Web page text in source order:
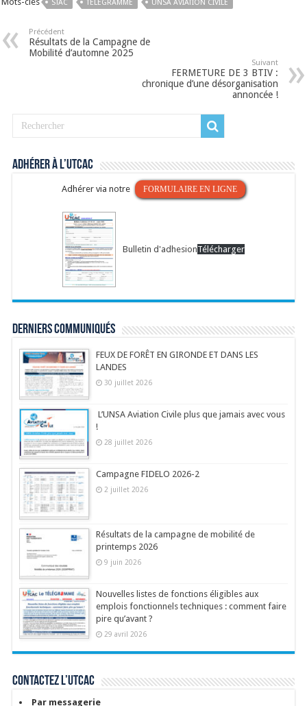
STAC TÉLÉGRAMME UNSA AVIATION CIVILE
Précédent
Résultats de la Campagne de
Mobilité d’automne 2025
Suivant
FERMETURE DE 3 BTIV :
chronique d’une désorganisation
annoncée !
Adhérer à l’UTCAC
Adhérer via notre FORMULAIRE EN LIGNE
Bulletin d'adhesionTélécharger
Derniers communiqués
FEUX DE FORÊT EN GIRONDE ET DANS LES
LANDES
30 juillet 2026
L’UNSA Aviation Civile plus que jamais avec vous
!
28 juillet 2026
Campagne FIDELO 2026-2
2 juillet 2026
Résultats de la campagne de mobilité de
printemps 2026
9 juin 2026
Nouvelles listes de fonctions éligibles aux
emplois fonctionnels techniques : comment faire
pire qu’avant ?
29 avril 2026
Contactez l’UTCAC
Par messagerie